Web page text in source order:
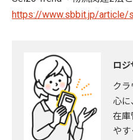
https://www.sbbit.jp/article/
ロ
ク
心に
在庫
や